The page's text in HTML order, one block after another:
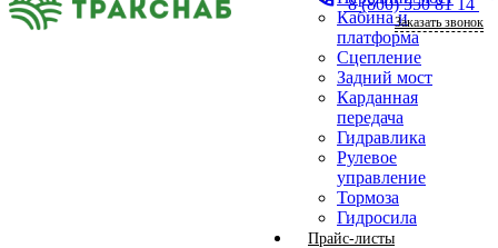
Кабина и
платформа
Сцепление
Задний мост
Карданная
передача
Гидравлика
Рулевое
управление
Тормоза
Гидросила
Прайс-листы
Заказать звонок